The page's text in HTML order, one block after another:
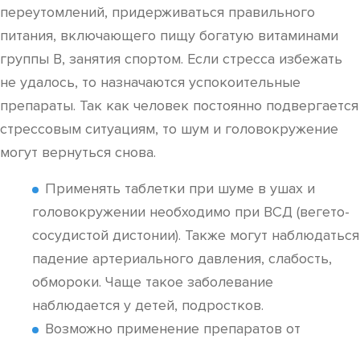
переутомлений, придерживаться правильного
питания, включающего пищу богатую витаминами
группы В, занятия спортом. Если стресса избежать
не удалось, то назначаются успокоительные
препараты. Так как человек постоянно подвергается
стрессовым ситуациям, то шум и головокружение
могут вернуться снова.
Применять таблетки при шуме в ушах и
головокружении необходимо при ВСД (вегето-
сосудистой дистонии). Также могут наблюдаться
падение артериального давления, слабость,
обмороки. Чаще такое заболевание
наблюдается у детей, подростков.
Возможно применение препаратов от